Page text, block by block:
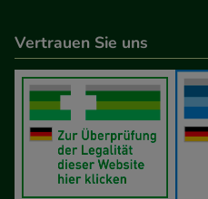
Vertrauen Sie uns